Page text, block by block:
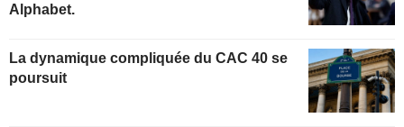
Alphabet.
La dynamique compliquée du CAC 40 se
poursuit